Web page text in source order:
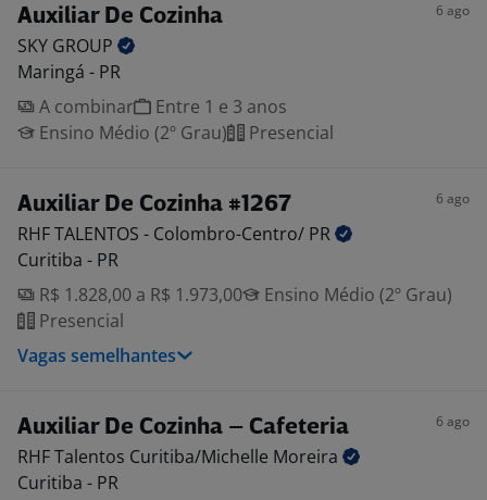
Auxiliar De Cozinha 6 ago
SKY GROUP
Maringá - PR
A combinar
Entre 1 e 3 anos
Ensino Médio (2º Grau)
Presencial
Auxiliar De Cozinha #1267 6 ago
RHF TALENTOS - Colombro-Centro/ PR
Curitiba - PR
R$ 1.828,00 a R$ 1.973,00
Ensino Médio (2º Grau)
Presencial
Vagas semelhantes
Auxiliar De Cozinha – Cafeteria 6 ago
RHF Talentos Curitiba/Michelle Moreira
Curitiba - PR